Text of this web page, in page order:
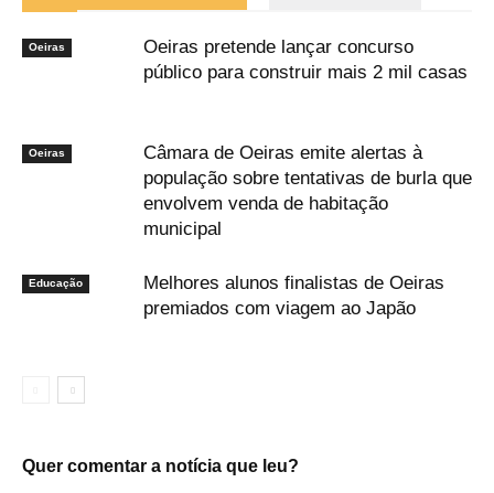
Oeiras
Oeiras pretende lançar concurso
público para construir mais 2 mil casas
Oeiras
Câmara de Oeiras emite alertas à
população sobre tentativas de burla que
envolvem venda de habitação
municipal
Educação
Melhores alunos finalistas de Oeiras
premiados com viagem ao Japão
Quer comentar a notícia que leu?